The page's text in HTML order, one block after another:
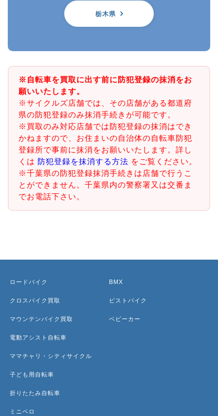
栃木県
※自転車を買取に出す前に防犯登録の抹消をお
願いいたします。
※サイクルズ店舗では、その店舗がある都道府
県の防犯登録のみ抹消手続きが可能です。
※買取のみ対応店舗では防犯登録の抹消はでき
かねますので、お住まいの自治体の自転車防犯
登録所で事前に抹消をお願いいたします。詳し
くは 防犯登録を抹消する方法 をご覧ください。
※千葉県の防犯登録抹消手続きは店舗で行うこ
とができません。千葉県内の警察署又は交番ま
でお電話下さい。
ロードバイク
クロスバイク買取
マウンテンバイク買取
電動アシスト自転車
ママチャリ・シティサイクル
子ども用自転車
折りたたみ自転車
ミニベロ
BMX
ピストバイク
ベビーカー